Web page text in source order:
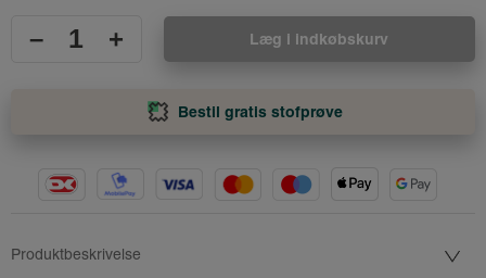
– + Læg i indkøbskurv
Bestil gratis stofprøve
Produktbeskrivelse